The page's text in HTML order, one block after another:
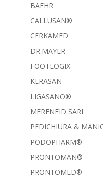
BAEHR
CALLUSAN®
CERKAMED
DR.MAYER
FOOTLOGIX
KERASAN
LIGASANO®
MERENEID SARI
PEDICHIURA &
PODOPHARM®
PRONTOMAN®
PRONTOMED®